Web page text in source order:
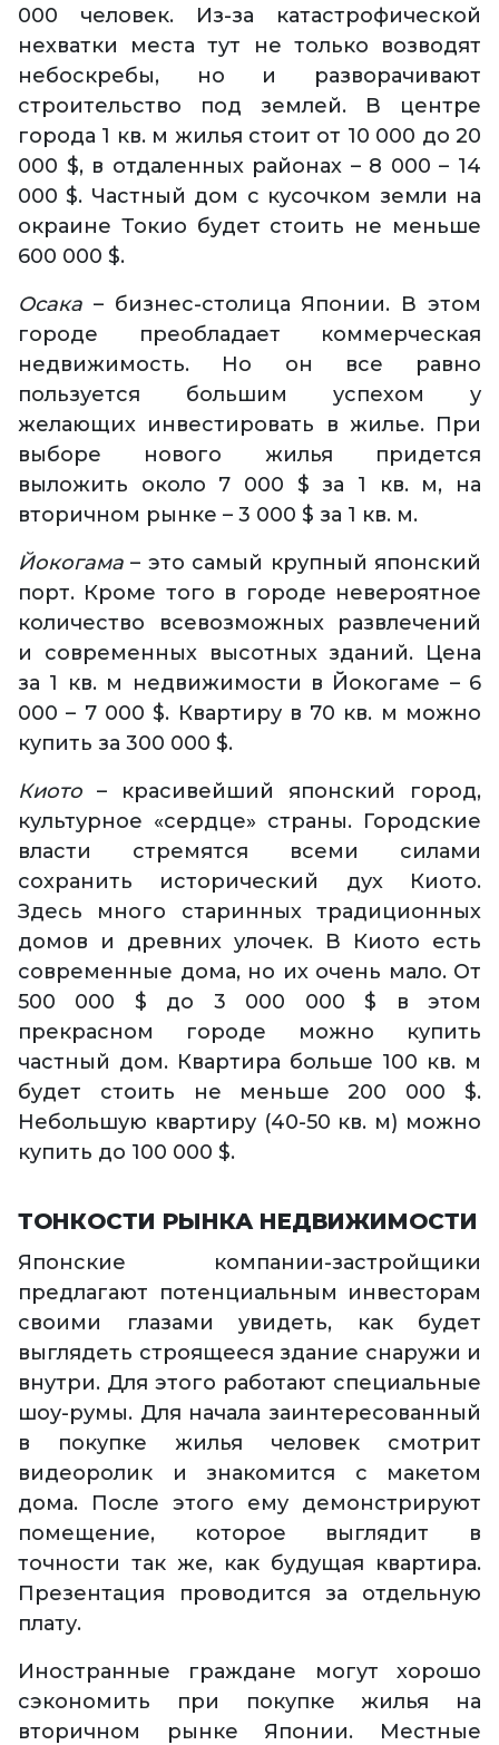
000 человек. Из-за катастрофической
нехватки места тут не только возводят
небоскребы, но и разворачивают
строительство под землей. В центре
города 1 кв. м жилья стоит от 10 000 до 20
000 $, в отдаленных районах – 8 000 – 14
000 $. Частный дом с кусочком земли на
окраине Токио будет стоить не меньше
600 000 $.
Осака – бизнес-столица Японии. В этом
городе преобладает коммерческая
недвижимость. Но он все равно
пользуется большим успехом у
желающих инвестировать в жилье. При
выборе нового жилья придется
выложить около 7 000 $ за 1 кв. м, на
вторичном рынке – 3 000 $ за 1 кв. м.
Йокогама – это самый крупный японский
порт. Кроме того в городе невероятное
количество всевозможных развлечений
и современных высотных зданий. Цена
за 1 кв. м недвижимости в Йокогаме – 6
000 – 7 000 $. Квартиру в 70 кв. м можно
купить за 300 000 $.
Киото – красивейший японский город,
культурное «сердце» страны. Городские
власти стремятся всеми силами
сохранить исторический дух Киото.
Здесь много старинных традиционных
домов и древних улочек. В Киото есть
современные дома, но их очень мало. От
500 000 $ до 3 000 000 $ в этом
прекрасном городе можно купить
частный дом. Квартира больше 100 кв. м
будет стоить не меньше 200 000 $.
Небольшую квартиру (40-50 кв. м) можно
купить до 100 000 $.
ТОНКОСТИ РЫНКА НЕДВИЖИМОСТИ
Японские компании-застройщики
предлагают потенциальным инвесторам
своими глазами увидеть, как будет
выглядеть строящееся здание снаружи и
внутри. Для этого работают специальные
шоу-румы. Для начала заинтересованный
в покупке жилья человек смотрит
видеоролик и знакомится с макетом
дома. После этого ему демонстрируют
помещение, которое выглядит в
точности так же, как будущая квартира.
Презентация проводится за отдельную
плату.
Иностранные граждане могут хорошо
сэкономить при покупке жилья на
вторичном рынке Японии. Местные